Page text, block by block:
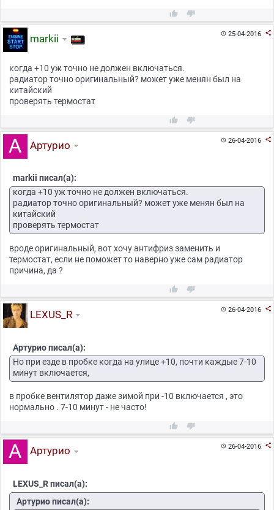
 
25-04-2016 
markii
когда +10 уж точно не должен включаться.
радиатор точно оригинальный? может уже менян был на
китайский
проверять термостат
 
26-04-2016 
Артурио
markii писал(а):
когда +10 уж точно не должен включаться.
радиатор точно оригинальный? может уже менян был на
китайский
проверять термостат
вроде оригинальный, вот хочу антифриз заменить и
термостат, если не поможет то наверно уже сам радиатор
причина, да ?
 
26-04-2016 
LEXUS_R
Артурио писал(а):
Но при езде в пробке когда на улице +10, почти каждые 7-10
минут включается,
в пробке вентилятор даже зимой при -10 включается , это
нормально . 7-10 минут - не часто!
 
26-04-2016 
Артурио
LEXUS_R писал(а):
Артурио писал(а):